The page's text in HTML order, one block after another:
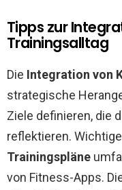
Tipps zur
Trainingsalltag
Die Integration von
strategische
Ziele definieren, die
reflektieren. Wichtige
Trainingspläne
von Fitness-Apps.